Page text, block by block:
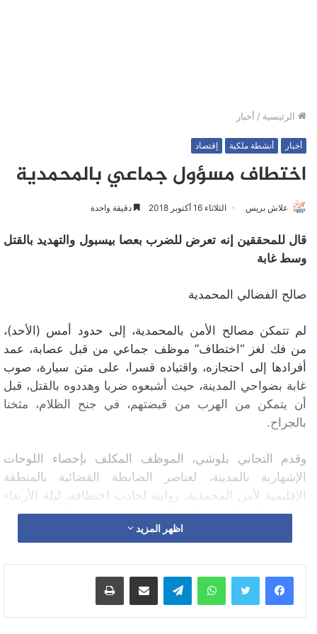
الرئيسية / أخبار
أخبار أنشطة ملكية إقتصاد
اختطاف مسؤول جماعي بالمحمدية
علاش بريس الثلاثاء 16 أكتوبر 2018 دقيقة واحدة
قال للمحققين إنه تعرض للضرب بعصا بيسبول والتهديد بالقتل
وسط غابة
صالح الفضالي المحمدية
لم تتمكن مصالح الأمن بالمحمدية، إلى حدود أمس (الأحد)،
من فك لغز “اختطاف” موظف جماعي من قبل عصابة، عمد
أفرادها إلى احتجازه، واقتياده قسرا، على متن سيارة، صوب
غابة بضواحي المدينة، حيث أشبعوه ضربا وهددوه بالقتل، قبل
أن يتمكن من الهرب من قبضتهم، في جنح الظلام، مثخنا
بالجراح.
وقدم التجاني بلوشي، الموظف المكلف بإحصاء اللوحات
الإشهارية بالمدينة، لعناصر الضابطة القضائية بالمنطقة
الإقليمية لأمن المحمدية، روايته لحادث اختطافه، ليلة الأربعاء
الماضي، “من أحد شوارع المحمدية، في حدود الحادية عشرة
ليلا، من قبل شخصين”، على حد قوله.
وأفاد الموظف، في محضر الاستماع إليه، أنه كان قرب حديقة
“البارك” (حديقة المدن المتوائمة سابقا)، حين تعقبه شخصان
ترجلا من سيارة “مرسيدس 220 إس”، بعد أن ولج زقاقا بـ
اظهر المزيد
واتساب تيلقرام مشاركة عبر البريد طباعة